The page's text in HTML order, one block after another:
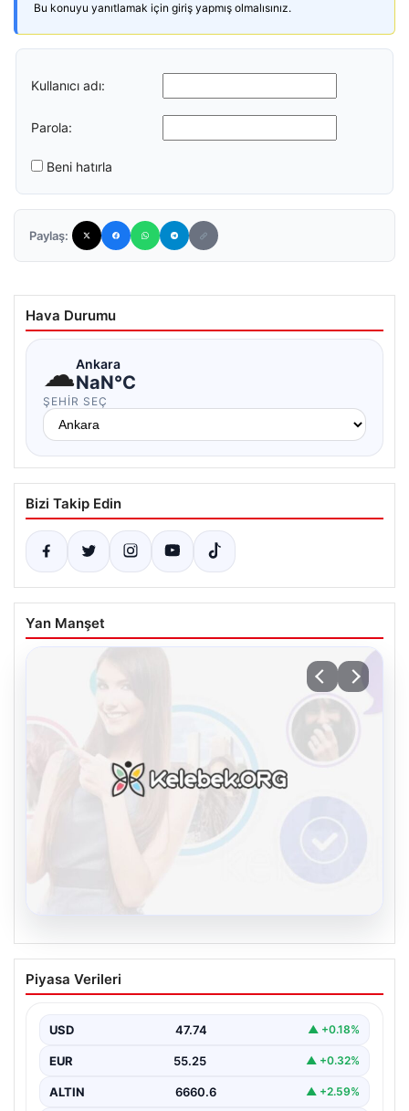
Bu konuyu yanıtlamak için giriş yapmış olmalısınız.
Kullanıcı adı:
Parola:
Beni hatırla
Paylaş:
Hava Durumu
☁Ankara
NaN°C
ŞEHIR SEÇ
Bizi Takip Edin
Yan Manşet
Kelebek.Org İle Dijital İletişimin Seviyeli
Adresi Ve Chat Deneyimi
kurması ciddi bir önem taşımaktadır. Halen birçok…
Piyasa Verileri
USD 47.74 ▲ +0.18%
EUR 55.25 ▲ +0.32%
ALTIN 6660.6 ▲ +2.59%